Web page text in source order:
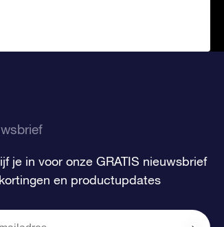
je in voor onze GRATIS nieuwsbrief
en productupdates